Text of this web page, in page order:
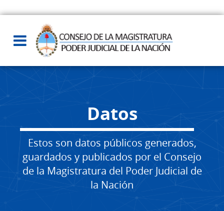
Datos
Estos son datos públicos generados,
guardados y publicados por el Consejo
de la Magistratura del Poder Judicial de
la Nación